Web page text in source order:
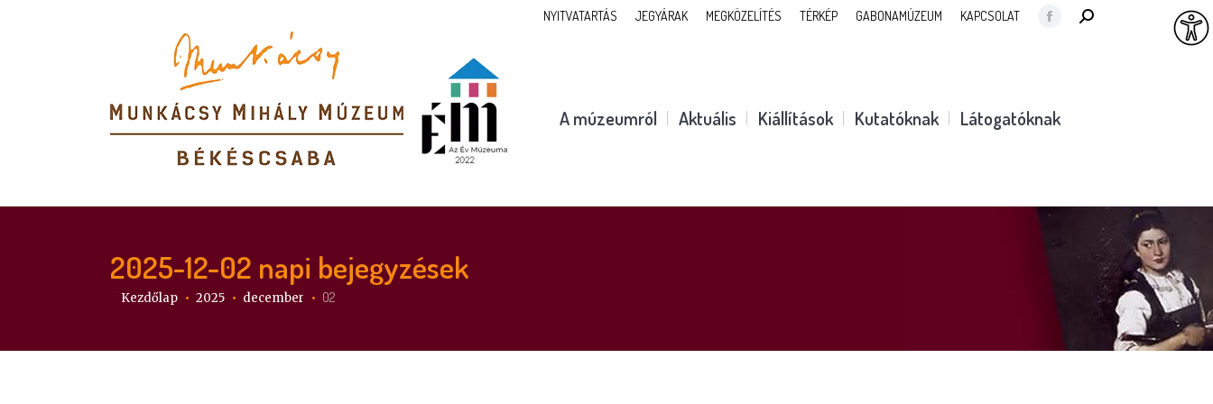
NYITVATARTÁS JEGYÁRAK MEGKÖZELÍTÉS TÉRKÉP GABONAMÚZEUM KAPCSOLAT
Facebook
new
SEARCH:
A múzeumról Aktuális Kiállítások Kutatóknak Látogatóknak
2025-12-02 napi bejegyzések
Itt vagy:
Kezdőlap 2025 december 02